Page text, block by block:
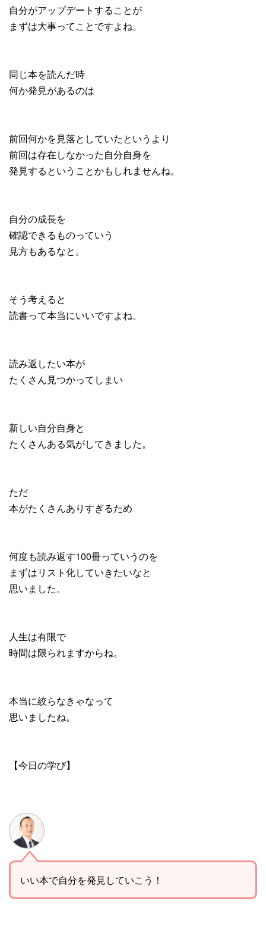
自分がアップデートすることが
まずは大事ってことですよね。
同じ本を読んだ時
何か発見があるのは
前回何かを見落としていたというより
前回は存在しなかった自分自身を
発見するということかもしれませんね。
自分の成長を
確認できるものっていう
見方もあるなと。
そう考えると
読書って本当にいいですよね。
読み返したい本が
たくさん見つかってしまい
新しい自分自身と
たくさんある気がしてきました。
ただ
本がたくさんありすぎるため
何度も読み返す100冊っていうのを
まずはリスト化していきたいなと
思いました。
人生は有限で
時間は限られますからね。
本当に絞らなきゃなって
思いましたね。
【今日の学び】
いい本で自分を発見していこう！